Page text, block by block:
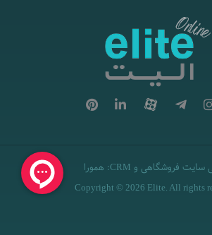
سایت فروشگاهی و CRM
: همورا
Copyright © 2026 Elite. All rights